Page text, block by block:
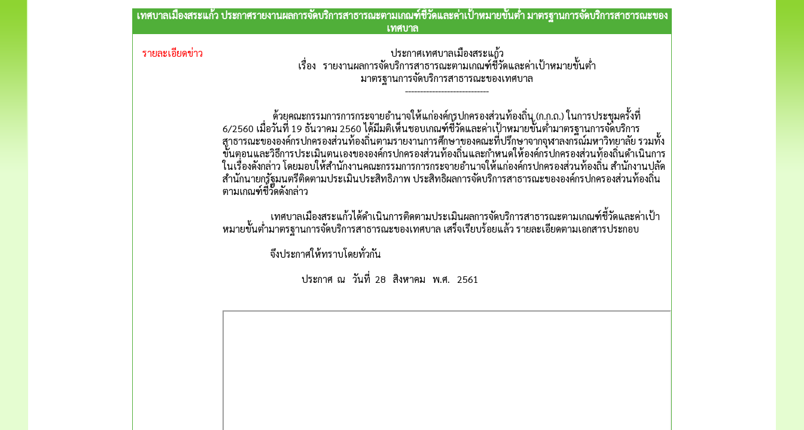
เทศบาลเมืองสระแก้ว ประกาศรายงานผลการจัดบริการสาธารณะตามเกณฑ์ชี้วัดและค่าเป้าหมายขั้นต่ำ มาตรฐานการจัดบริการสาธารณะของ
เทศบาล
รายละเอียดข่าว
ประกาศเทศบาลเมืองสระแก้ว
เรื่อง รายงานผลการจัดบริการสาธารณะตามเกณฑ์ชี้วัดและค่าเป้าหมายขั้นต่ำ
มาตรฐานการจัดบริการสาธารณะของเทศบาล
----------------------------
ด้วยคณะกรรมการการกระจายอำนาจให้แก่องค์กรปกครองส่วนท้องถิ่น (ก.ก.ถ.) ในการประชุมครั้งที่
6/2560 เมื่อวันที่ 19 ธันวาคม 2560 ได้มีมติเห็นชอบเกณฑ์ชี้วัดและค่าเป้าหมายขั้นต่ำมาตรฐานการจัดบริการ
สาธารณะขององค์กรปกครองส่วนท้องถิ่นตามรายงานการศึกษาของคณะที่ปรึกษาจากจุฬาลงกรณ์มหาวิทยาลัย รวมทั้ง
ขั้นตอนและวิธีการประเมินตนเองขององค์กรปกครองส่วนท้องถิ่นและกำหนดให้องค์กรปกครองส่วนท้องถิ่นดำเนินการ
ในเรื่องดังกล่าว โดยมอบให้สำนักงานคณะกรรมการการกระจายอำนาจให้แก่องค์กรปกครองส่วนท้องถิ่น สำนักงานปลัด
สำนักนายกรัฐมนตรีติดตามประเมินประสิทธิภาพ ประสิทธิผลการจัดบริการสาธารณะขององค์กรปกครองส่วนท้องถิ่น
ตามเกณฑ์ชี้วัดดังกล่าว
เทศบาลเมืองสระแก้วได้ดำเนินการติดตามประเมินผลการจัดบริการสาธารณะตามเกณฑ์ชี้วัดและค่าเป้า
หมายขั้นต่ำมาตรฐานการจัดบริการสาธารณะของเทศบาล เสร็จเรียบร้อยแล้ว รายละเอียดตามเอกสารประกอบ
จึงประกาศให้ทราบโดยทั่วกัน
ประกาศ ณ วันที่ 28 สิงหาคม พ.ศ. 2561